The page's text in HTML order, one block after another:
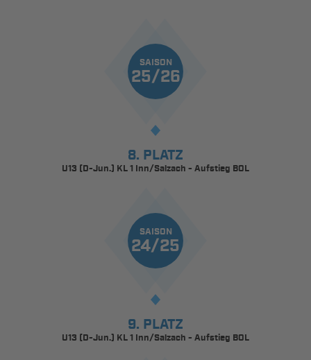
SAISON
25/26
8. PLATZ
U13 (D-Jun.) KL 1 Inn/Salzach - Aufstieg BOL
SAISON
24/25
9. PLATZ
U13 (D-Jun.) KL 1 Inn/Salzach - Aufstieg BOL